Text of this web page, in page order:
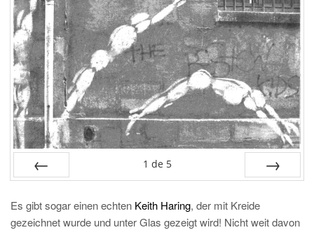
1 de 5
Es gibt sogar einen echten Keith Haring, der mit Kreide
gezeichnet wurde und unter Glas gezeigt wird! Nicht weit davon